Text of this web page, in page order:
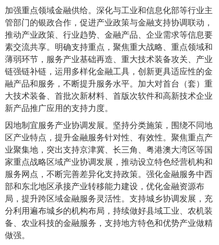
加强重点领域金融供给。深化与工业和信息化部等行业主
管部门的银政合作，促进产业政策与金融支持协调联动，
推动产业政策、行业趋势、金融产品、企业需求等信息要
素交流共享。明确支持重点，聚焦重大战略、重点领域和
薄弱环节，服务产业基础再造、重大技术装备攻关、产业
链强链补链，运用多样化金融工具，创新更具适应性的金
融产品和服务，不断提升服务水平。加大对首台（套）重
大技术装备、首批次新材料、首版次软件和高新技术企业
新产品推广应用的支持力度。
因地制宜服务产业协调发展。坚持分类施策，围绕不同地
区产业特点，提升金融服务针对性、有效性。聚焦重点产
业聚集地，突出支持京津冀、长三角、粤港澳大湾区等国
家重点战略区域产业协调发展，推动设立特色经营机构和
服务网点，不断完善差异化支持政策。强化金融服务中西
部和东北地区承接产业转移能力建设，优化金融资源布
局，提升跨区域金融服务灵活性。支持城乡协调发展，充
分利用遍布城乡的机构布局，持续做好县域工业、农机装
备、农业科技的金融服务，支持地方特色和优势产业做精
做强。